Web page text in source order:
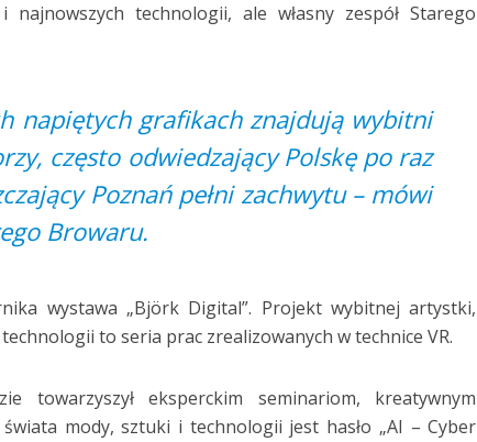
technologii, ale własny zespół Starego
napiętych grafikach znajdują wybitni
często odwiedzający Polskę po raz
Poznań pełni zachwytu – mówi
Browaru.
wystawa „Björk Digital”. Projekt wybitnej artystki,
to seria prac zrealizowanych w technice VR.
towarzyszył eksperckim seminariom, kreatywnym
mody, sztuki i technologii jest hasło „AI – Cyber